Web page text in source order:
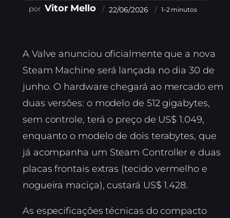
Vitor Mello 22/06/2026 1–2 minutos
A Valve anunciou oficialmente que a nova
Steam Machine será lançada no dia 30 de
junho. O hardware chegará ao mercado em
duas versões: o modelo de 512 gigabytes,
sem controle, terá o preço de US$ 1.049,
enquanto o modelo de dois terabytes, que
já acompanha um Steam Controller e duas
placas frontais extras (tecido vermelho e
nogueira maciça), custará US$ 1.428.
As especificações técnicas do compacto